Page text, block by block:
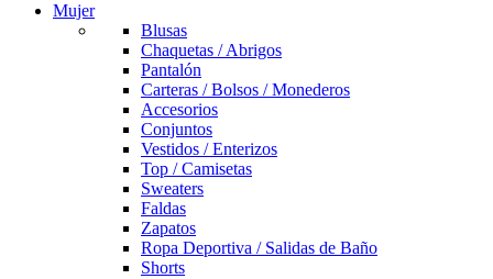
Mujer
Blusas
Chaquetas / Abrigos
Pantalón
Carteras / Bolsos / Monederos
Accesorios
Conjuntos
Vestidos / Enterizos
Top / Camisetas
Sweaters
Faldas
Zapatos
Ropa Deportiva / Salidas de Baño
Shorts